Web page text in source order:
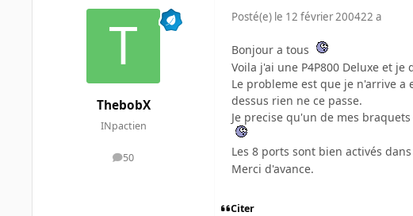
ThebobX
INpactien
50
messages
Posté(e) le 12 février 200422 a
Bonjour a tous
Voila j'ai une P4P800 Deluxe et
Le probleme est que je n'arrive
dessus rien ne ce passe.
Je precise qu'un de mes
Les 8 ports sont bien activés
Merci d'avance.
Citer